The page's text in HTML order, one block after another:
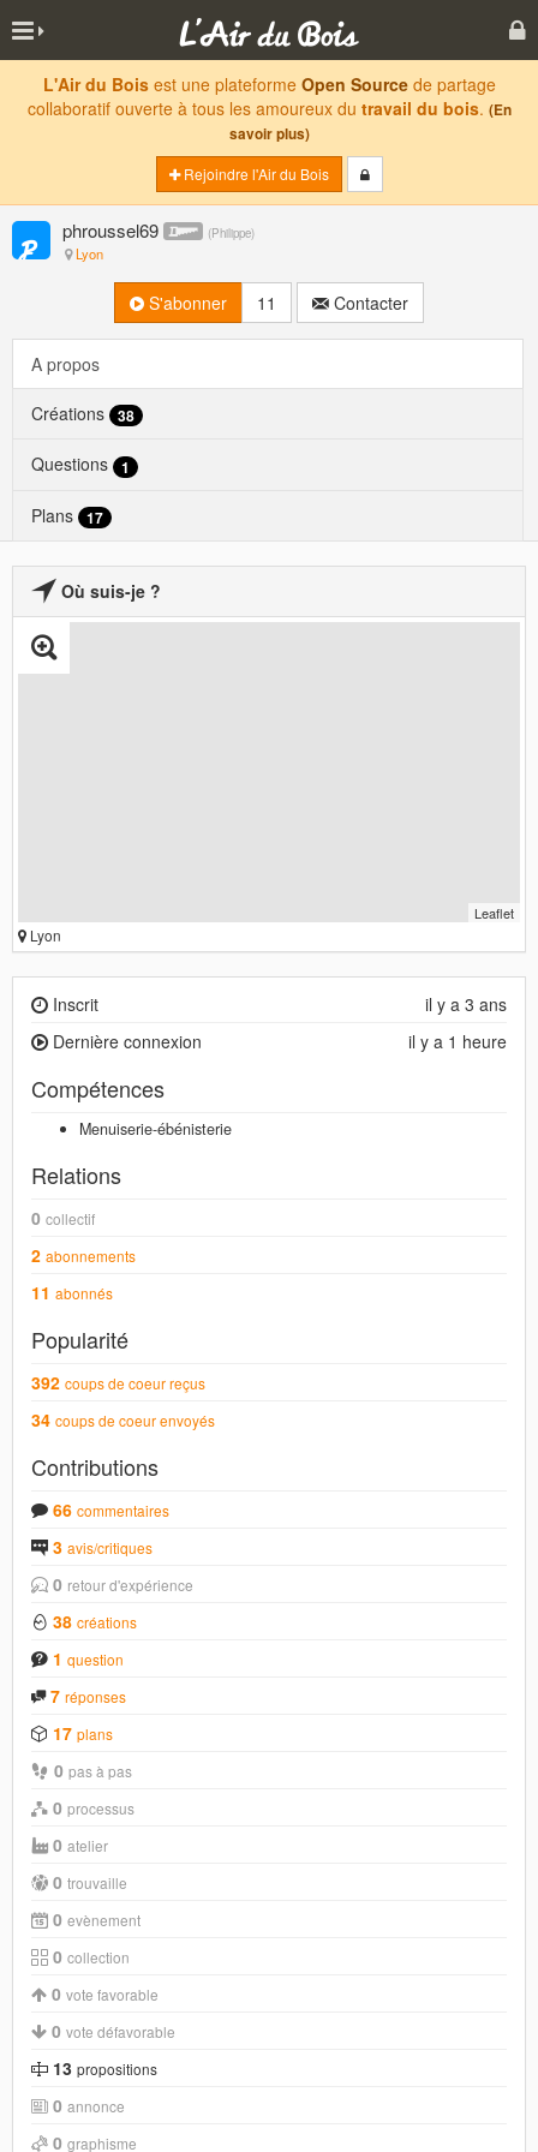
L'Air du Boisest une plateforme Open Sourcede partage
collaboratif ouverte à tous les amoureux du travail du bois. (En
savoir plus)
Rejoindre l'Air du Bois
phroussel69 (Philippe)
Lyon
S'abonner 11 Contacter
A propos
Créations 38
Questions 1
Plans 17
Où suis-je ?
Leaflet
Lyon
il y a 3 ans
Inscrit
il y a 1 heure
Dernière connexion
Compétences
Menuiserie-ébénisterie
Relations
0 collectif
2 abonnements
11 abonnés
Popularité
392 coups de coeur reçus
34 coups de coeur envoyés
Contributions
66 commentaires
3 avis/critiques
0 retour d'expérience
38 créations
1 question
7 réponses
17 plans
0 pas à pas
0 processus
0 atelier
0 trouvaille
0 evènement
0 collection
0 vote favorable
0 vote défavorable
13 propositions
0 annonce
0 graphisme